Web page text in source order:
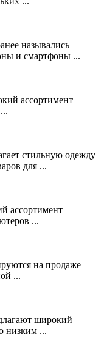
назывались
и смартфоны ...
ассортимент
стильную одежду
для ...
ассортимент
...
на продаже
...
широкий
низким ...